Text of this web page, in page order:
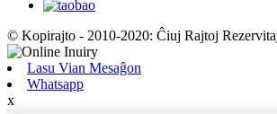
© Kopirajto - 2010-2020: Ĉiuj Rajtoj
Lasu Vian Mesaĝon
Whatsapp
x